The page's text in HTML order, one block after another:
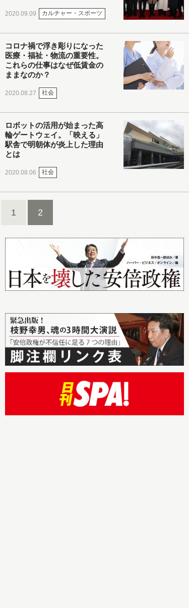
2020.09.09 カルチャー・スポーツ
コロナ禍で浮き彫りになった
医療・福祉・物流の重要性。
これらの仕事はなぜ低賃金の
ままなのか？
2020.08.27 社会
ロボットの活用が始まった高
輪ゲートウェイ。「映える」
駅舎で明朝体が炎上した理由
とは
2020.08.06 社会
1 2